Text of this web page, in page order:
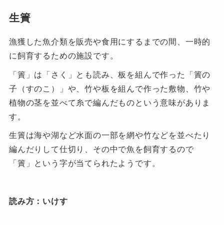
生簀
漁獲した魚介類を販売や食用にするまでの間、一時的
に飼育するための施設です。
「簀」は「さく」とも読み、板を組んで作った「簀の
子（すのこ）」や、竹や板を組んで作った敷物、竹や
植物の茎を並べて糸で編んだものという意味がありま
す。
生簀は海や湖など水面の一部を網や竹などを並べたり
編んだりして仕切り、その中で魚を飼育するので
「簀」という字が当てられたようです。
読み方：いけす